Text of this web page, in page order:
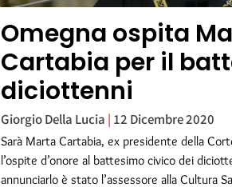
Omegna ospita
Cartabia per il
diciottenni
Giorgio Della Lucia 12 Dicembre 2020
Sarà Marta Cartabia, ex presidente della
l’ospite d’onore al battesimo civico dei
annunciarlo è stato l’assessore alla Cultura